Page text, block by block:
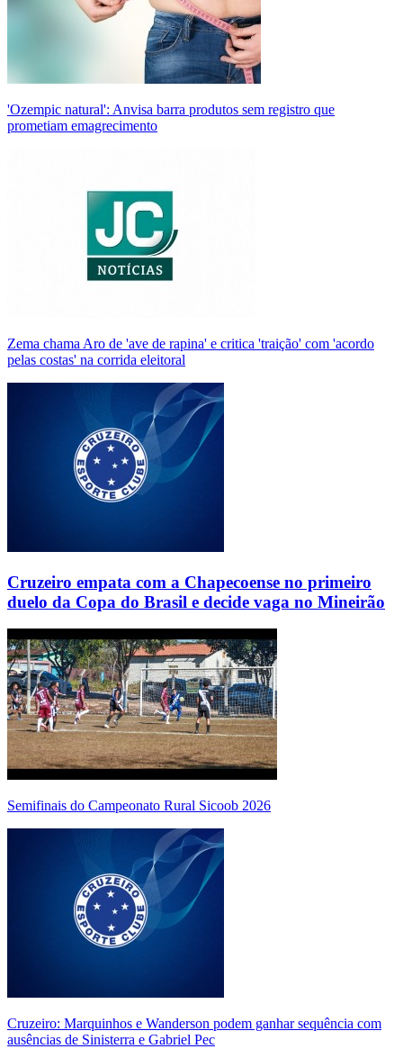
'Ozempic natural': Anvisa barra produtos sem registro que
prometiam emagrecimento
Zema chama Aro de 'ave de rapina' e critica 'traição' com 'acordo
pelas costas' na corrida eleitoral
Cruzeiro empata com a Chapecoense no primeiro
duelo da Copa do Brasil e decide vaga no Mineirão
Semifinais do Campeonato Rural Sicoob 2026
Cruzeiro: Marquinhos e Wanderson podem ganhar sequência com
ausências de Sinisterra e Gabriel Pec